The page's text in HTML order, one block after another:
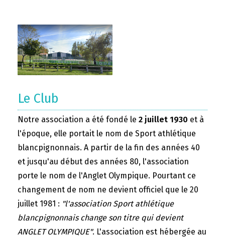
Le Club
Notre association a été fondé le 2 juillet 1930 et à
l'époque, elle portait le nom de Sport athlétique
blancpignonnais. A partir de la fin des années 40
et jusqu'au début des années 80, l'association
porte le nom de l'Anglet Olympique. Pourtant ce
changement de nom ne devient officiel que le 20
juillet 1981 : "l'association Sport athlétique
blancpignonnais change son titre qui devient
ANGLET OLYMPIQUE". L'association est hébergée au